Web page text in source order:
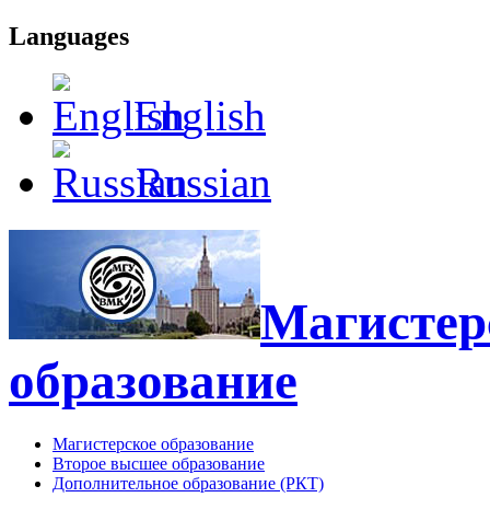
Languages
English
Russian
образование
Магистерское образование
Второе высшее образование
Дополнительное образование (РКТ)